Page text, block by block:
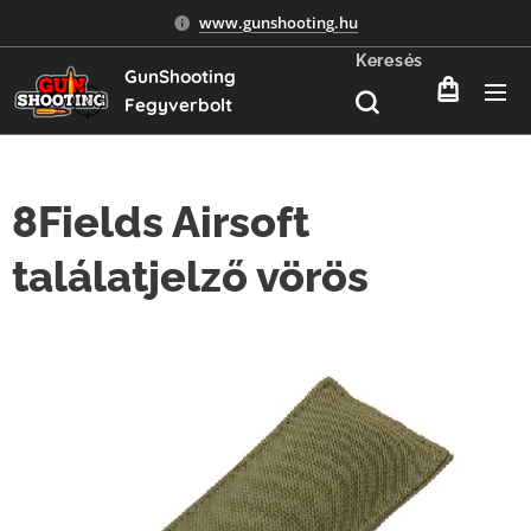
www.gunshooting.hu
GunShooting
Fegyverbolt
Keresés
8Fields Airsoft
találatjelző vörös